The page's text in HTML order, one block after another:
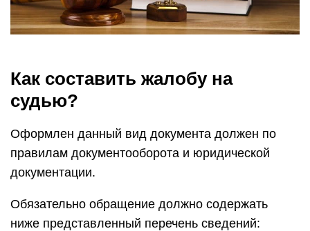
Как составить жалобу на
судью?
Оформлен данный вид документа должен по
правилам документооборота и юридической
документации.
Обязательно обращение должно содержать
ниже представленный перечень сведений: